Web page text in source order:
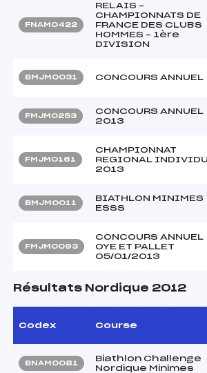
FNAM0422
RELAIS –
CHAMPIONNATS DE
FRANCE DES CLUBS
HOMMES – 1ère
DIVISION
BMJM0031 CONCOURS ANNUEL
FMJM0253
CONCOURS ANNUEL
2013
FMJM0161
CHAMPIONNAT
REGIONAL
2013
BMJM0011
BIATHLON MINIMES
ESSS
FMJM0093
CONCOURS ANNUEL
OYE ET PALLET
05/01/2013
Résultats Nordique 2012
Codex Course
BNAM0081
Biathlon Challenge
Nordique Minimes